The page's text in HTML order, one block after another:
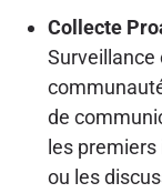
Collecte
Surveillance
de
les
ou les